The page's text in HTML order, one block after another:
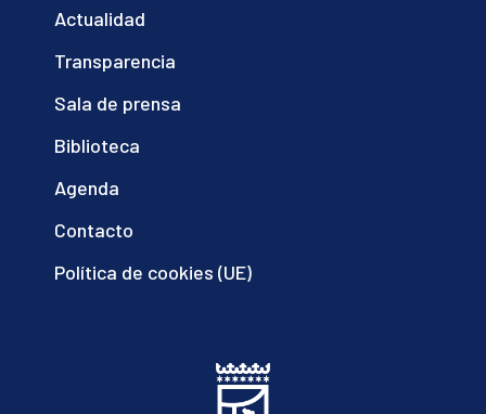
Actualidad
Transparencia
Sala de prensa
Biblioteca
Agenda
Contacto
Política de cookies (UE)